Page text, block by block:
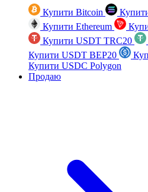
Купити Bitcoin
Купити Ethereum
Купити USDT TRC20
Купити USDT BEP20
Купити USDC Polygon
Продаю